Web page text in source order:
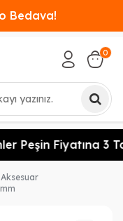
Bedava!
0
Peşin Fiyatına 3